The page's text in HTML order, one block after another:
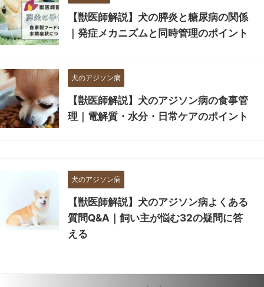
【獣医師解説】犬の膵炎と糖尿病の関係
｜発症メカニズムと同時管理のポイント
犬のアジソン病
【獣医師解説】犬のアジソン病の食事管
理｜電解質・水分・日常ケアのポイント
犬のアジソン病
【獣医師解説】犬のアジソン病よくある
質問Q&A｜飼い主が悩む32の疑問に答
える